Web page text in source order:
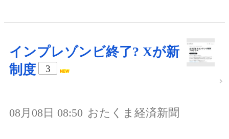
インプレゾンビ終了? Xが新
制度
3
08月08日 08:50 おたくま経済新聞